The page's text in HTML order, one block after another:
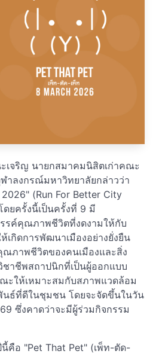
เจริญ นายกสมาคมนิสิตเก่าคณะ
าลงกรณ์มหาวิทยาลัยกล่าวว่า
2026" (Run For Better City
ยครั้งนี้เป็นครั้งที่ 9 มี
รรค์คุณภาพชีวิตที่งดงามให้กับ
เกิดการพัฒนาเมืองอย่างยั่งยืน
ภาพชีวิตของคนเมืองและสิ่ง
าชีพสถาปนิกที่เป็นผู้ออกแบบ
ะให้เหมาะสมกับสภาพแวดล้อม
นธ์ที่ดีในชุมชน โดยจะจัดขึ้นในวัน
ซึ่งคาดว่าจะมีผู้ร่วมกิจกรรม
คือ "Pet That Pet" (เพ็ท-ตัด-